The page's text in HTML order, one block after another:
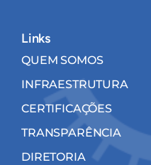
Links
QUEM SOMOS
INFRAESTRUTURA
CERTIFICAÇÕES
TRANSPARÊNCIA
DIRETORIA